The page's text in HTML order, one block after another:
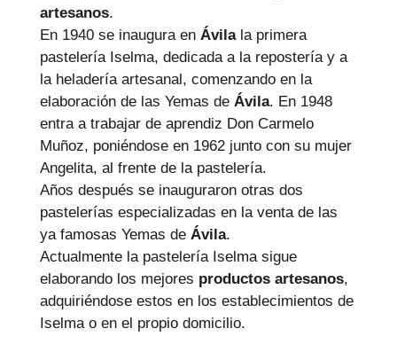
artesanos.
En 1940 se inaugura en Ávilala primera
pastelería Iselma, dedicada a la repostería y a
la heladería artesanal, comenzando en la
elaboración de las Yemas de Ávila. En 1948
entra a trabajar de aprendiz Don Carmelo
Muñoz, poniéndose en 1962 junto con su mujer
Angelita, al frente de la pastelería.
Años después se inauguraron otras dos
pastelerías especializadas en la venta de las
ya famosas Yemas de Ávila.
Actualmente la pastelería Iselma sigue
elaborando los mejores productos artesanos,
adquiriéndose estos en los establecimientos de
Iselma o en el propio domicilio.